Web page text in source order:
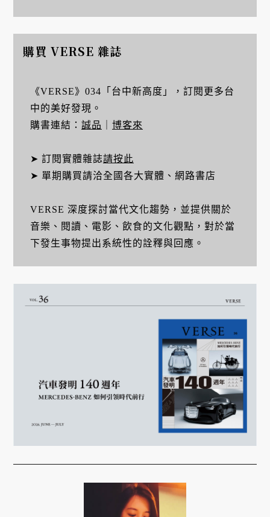
購買 VERSE 雜誌
《VERSE》034「台中新高度」，訂閱更多台
中的美好發現。
購書連結： 誠品 博客來
➤ 訂閱實體雜誌請按此
➤ 單期購買請洽全國各大實體、網路書店
VERSE 深度探討當代文化趨勢，並提供關於
音樂、閱讀、電影、飲食的文化觀點，對於當
下發生事物提出系統性的詮釋與回應。